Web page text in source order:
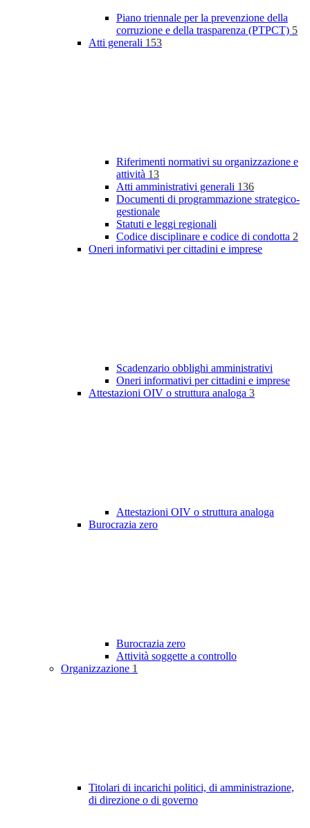
Piano triennale per la prevenzione della
corruzione e della trasparenza (PTPCT) 5
Atti generali 153
Riferimenti normativi su organizzazione e
attività 13
Atti amministrativi generali 136
Documenti di programmazione strategico-
gestionale
Statuti e leggi regionali
Codice disciplinare e codice di condotta 2
Oneri informativi per cittadini e imprese
Scadenzario obblighi amministrativi
Oneri informativi per cittadini e imprese
Attestazioni OIV o struttura analoga 3
Attestazioni OIV o struttura analoga
Burocrazia zero
Burocrazia zero
Attività soggette a controllo
Organizzazione 1
Titolari di incarichi politici, di amministrazione,
di direzione o di governo